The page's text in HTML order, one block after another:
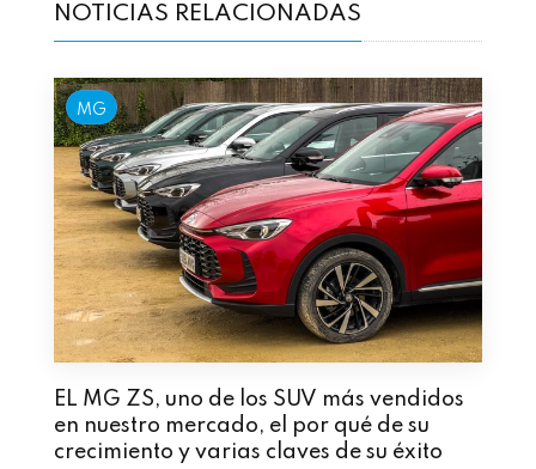
NOTICIAS RELACIONADAS
MG
EL MG ZS, uno de los SUV más vendidos
en nuestro mercado, el por qué de su
crecimiento y varias claves de su éxito